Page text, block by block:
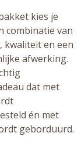
kies je
combinatie van
kwaliteit en een
afwerking.
dat met
én met
geborduurd.